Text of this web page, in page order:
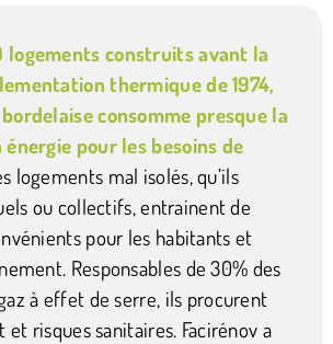
logements construits avant la
thermique de 1974,
consomme presque la
pour les besoins de
logements mal isolés, qu’ils
ou collectifs, entrainent de
pour les habitants et
Responsables de 30% des
à effet de serre, ils procurent
risques sanitaires. Facirénov a